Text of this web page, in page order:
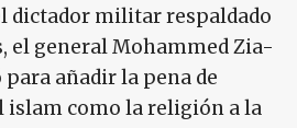
dictador militar respaldado
el general Mohammed Zia-
añadir la pena de
islam como la religión a la